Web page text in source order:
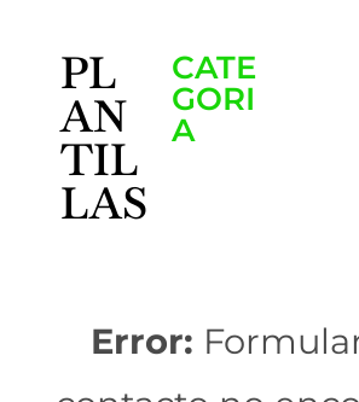
PL
AN
TIL
LAS
CATE
GORI
A
Error: